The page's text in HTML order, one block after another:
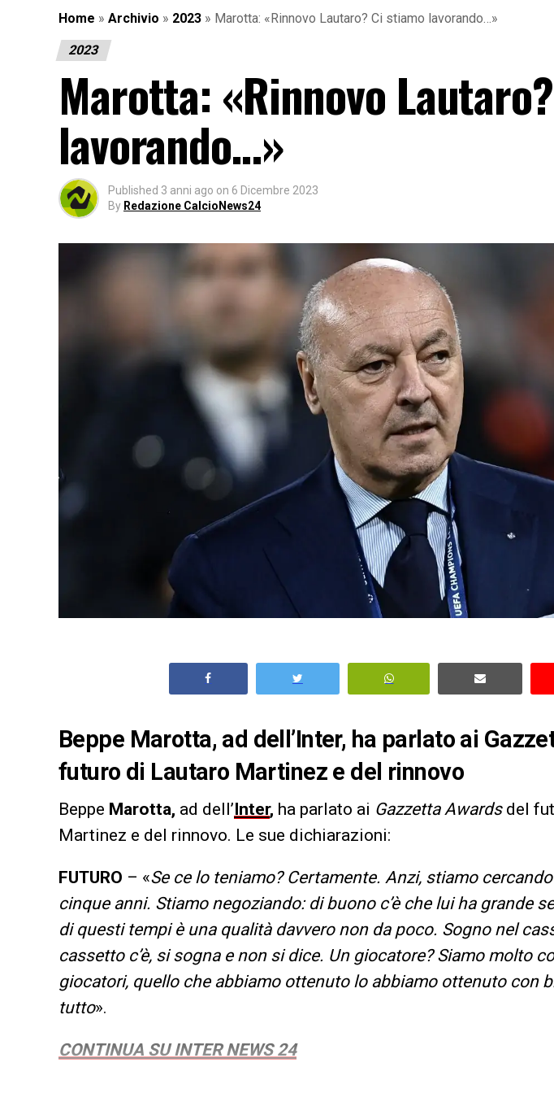
Home » Archivio » 2023 » Marotta: «Rinnovo Lautaro? Ci stiamo lavorando…»
2023
Marotta: «Rinnovo
lavorando…»
Published 3 anni ago on 6 Dicembre 2023
By Redazione CalcioNews24
Beppe Marotta, ad dell’Inter, ha parlato ai
futuro di Lautaro Martinez e del rinnovo
Beppe Marotta, ad dell’Inter, ha parlato ai Gazzetta Awardsdel
Martinez e del rinnovo. Le sue dichiarazioni:
FUTURO – «Se ce lo teniamo? Certamente. Anzi, stiamo
cinque anni. Stiamo negoziando: di buono c’è che lui ha grande
di questi tempi è una qualità davvero non da poco. Sogno nel
cassetto c’è, si sogna e non si dice. Un giocatore? Siamo molto
giocatori, quello che abbiamo ottenuto lo abbiamo ottenuto con
tutto».
CONTINUA SU INTER NEWS 24